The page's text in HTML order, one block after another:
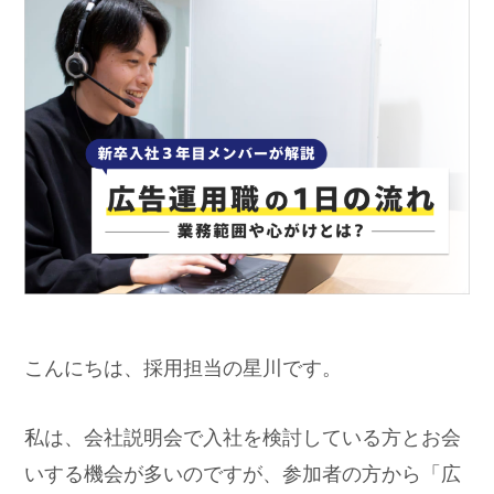
こんにちは、採用担当の星川です。
私は、会社説明会で入社を検討している方とお会
いする機会が多いのですが、参加者の方から「広